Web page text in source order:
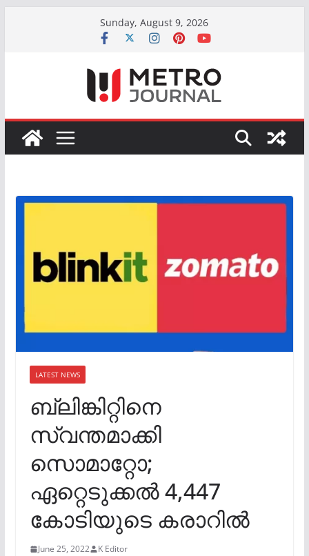
Sunday, August 9, 2026
LATEST NEWS
ബ്ലിങ്കിറ്റിനെ
സ്വന്തമാക്കി
സൊമാറ്റോ;
ഏറ്റെടുക്കൽ 4,447
കോടിയുടെ കരാറിൽ
June 25, 2022 K Editor